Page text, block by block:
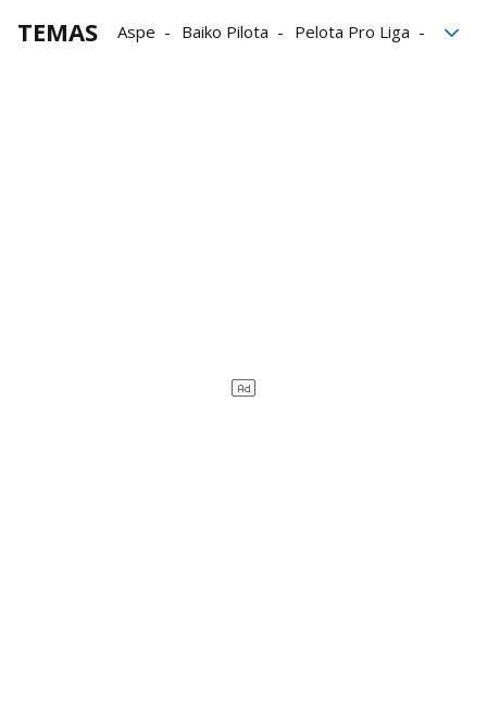
TEMAS Aspe Baiko Pilota
Pelota Pro Liga